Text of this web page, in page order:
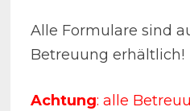
Alle Formulare sind
Betreuung erhältlich!
Achtung: alle